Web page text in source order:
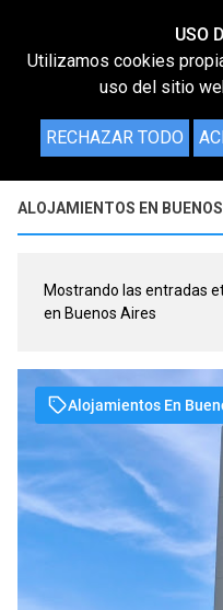
ALOJAMIENTOS EN
Mostrando las entradas
en Buenos Aires
Alojamientos En
USO
Utilizamos cookies
uso del sitio
RECHAZAR TODO